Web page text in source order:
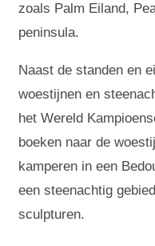
zoals Palm Eiland,
peninsula.
Naast de standen en
woestijnen en
het Wereld
boeken naar de
kamperen in een
een steenachtig
sculpturen.